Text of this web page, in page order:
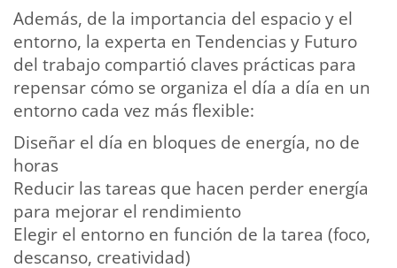
Además, de la importancia del espacio y el
entorno, la experta en Tendencias y Futuro
del trabajo compartió claves prácticas para
repensar cómo se organiza el día a día en un
entorno cada vez más flexible:
Diseñar el día en bloques de energía, no de
horas
Reducir las tareas que hacen perder energía
para mejorar el rendimiento
Elegir el entorno en función de la tarea (foco,
descanso, creatividad)